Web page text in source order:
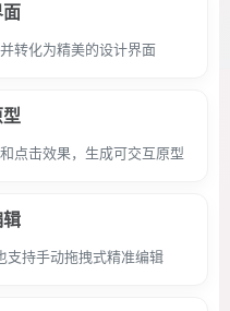
面
转化为精美的设计界面
点击效果，生成可交互原型
支持手动拖拽式精准编辑